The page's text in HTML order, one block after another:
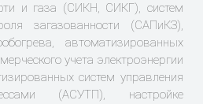
и газа (СИКН, СИКГ), систем
загазованности (САПиКЗ),
автоматизированных
учета электроэнергии
систем управления
(АСУТП), настройке